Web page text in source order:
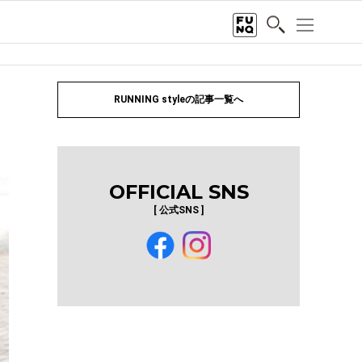
RUNNING styleの記事一覧へ
OFFICIAL SNS
[ 公式SNS ]